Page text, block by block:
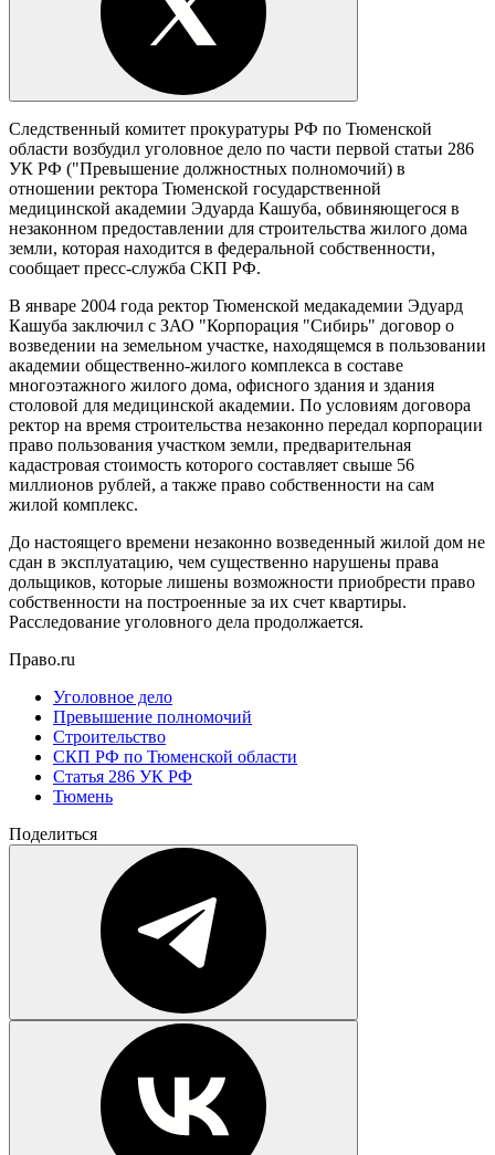
Следственный комитет прокуратуры РФ по Тюменской
области возбудил уголовное дело по части первой статьи 286
УК РФ ("Превышение должностных полномочий) в
отношении ректора Тюменской государственной
медицинской академии Эдуарда Кашуба, обвиняющегося в
незаконном предоставлении для строительства жилого дома
земли, которая находится в федеральной собственности,
сообщает пресс-служба СКП РФ.
В январе 2004 года ректор Тюменской медакадемии Эдуард
Кашуба заключил с ЗАО "Корпорация "Сибирь" договор о
возведении на земельном участке, находящемся в пользовании
академии общественно-жилого комплекса в составе
многоэтажного жилого дома, офисного здания и здания
столовой для медицинской академии. По условиям договора
ректор на время строительства незаконно передал корпорации
право пользования участком земли, предварительная
кадастровая стоимость которого составляет свыше 56
миллионов рублей, а также право собственности на сам
жилой комплекс.
До настоящего времени незаконно возведенный жилой дом не
сдан в эксплуатацию, чем существенно нарушены права
дольщиков, которые лишены возможности приобрести право
собственности на построенные за их счет квартиры.
Расследование уголовного дела продолжается.
Право.ru
Уголовное дело
Превышение полномочий
Строительство
СКП РФ по Тюменской области
Статья 286 УК РФ
Тюмень
Поделиться